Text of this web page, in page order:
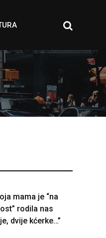
mama je “na
rodila nas
dvije kćerke…”